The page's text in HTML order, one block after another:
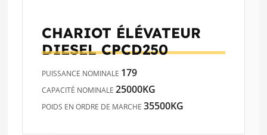
CHARIOT ÉLÉVATEUR
DIESELCPCD250
PUISSANCE NOMINALE 179
CAPACITÉ NOMINALE25000KG
POIDS EN ORDRE DE MARCHE35500KG